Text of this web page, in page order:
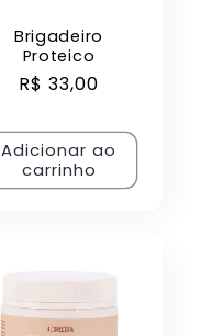
Brigadeiro
Proteico
Preço
R$ 33,00
Adicionar ao
carrinho